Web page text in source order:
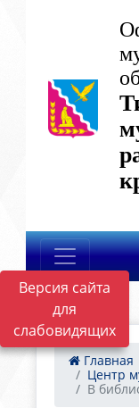
Версия сайта
для
слабовидящих
Главная
Центр
В